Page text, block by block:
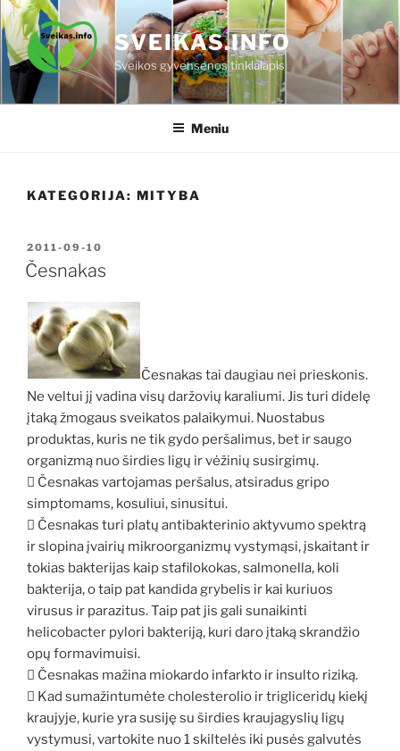
Eiti
prie
turinio
SVEIKAS.INFO
Sveikos gyvensenos tinklalapis
Meniu
KATEGORIJA: MITYBA
PASKELBTA
2011-09-10
Česnakas
Česnakas tai daugiau nei prieskonis.
Ne veltui jį vadina visų daržovių karaliumi. Jis turi didelę
įtaką žmogaus sveikatos palaikymui. Nuostabus
produktas, kuris ne tik gydo peršalimus, bet ir saugo
organizmą nuo širdies ligų ir vėžinių susirgimų.
 Česnakas vartojamas peršalus, atsiradus gripo
simptomams, kosuliui, sinusitui.
 Česnakas turi platų antibakterinio aktyvumo spektrą
ir slopina įvairių mikroorganizmų vystymąsi, įskaitant ir
tokias bakterijas kaip stafilokokas, salmonella, koli
bakterija, o taip pat kandida grybelis ir kai kuriuos
virusus ir parazitus. Taip pat jis gali sunaikinti
helicobacter pylori bakteriją, kuri daro įtaką skrandžio
opų formavimuisi.
 Česnakas mažina miokardo infarkto ir insulto riziką.
 Kad sumažintumėte cholesterolio ir trigliceridų kiekį
kraujyje, kurie yra susiję su širdies kraujagyslių ligų
vystymusi, vartokite nuo 1 skiltelės iki pusės galvutės